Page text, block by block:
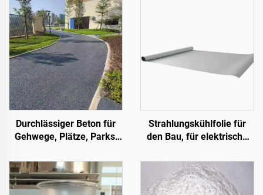
Durchlässiger Beton für
Gehwege, Plätze, Parks,
Bereiche – ein
wesentliches Produkt für
den Aufbau einer
Strahlungskühlfolie für
den Bau, für elektrische
spezielle Lagerhallen,
Öltanks, Getreidelager,
Verkehrseinrichtungen